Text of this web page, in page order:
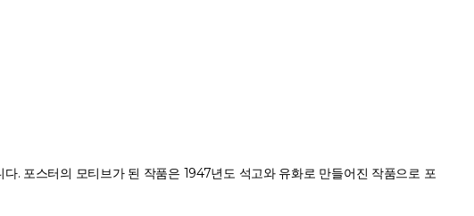
. 포스터의 모티브가 된 작품은 1947년도 석고와 유화로 만들어진 작품으로 포